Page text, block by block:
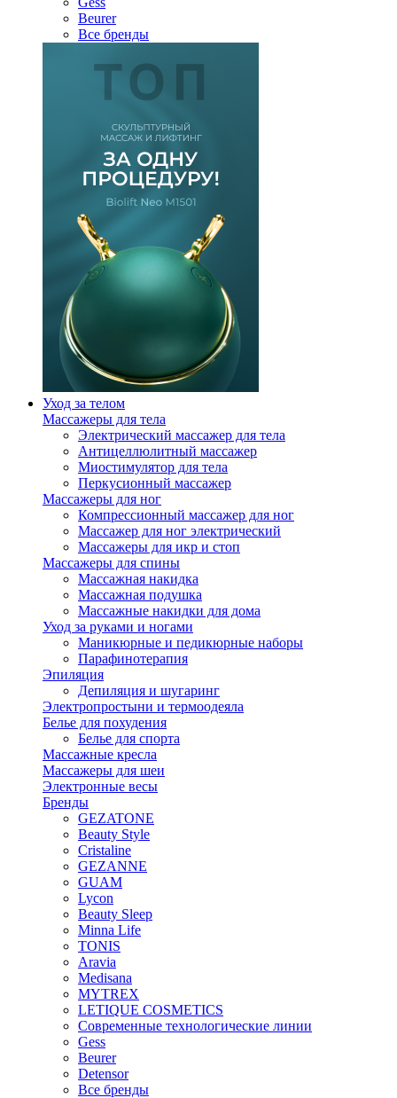
Beurer
Все бренды
Уход за телом
Массажеры для тела
Электрический массажер для тела
Антицеллюлитный массажер
Миостимулятор для тела
Перкусионный массажер
Массажеры для ног
Компрессионный массажер для ног
Массажер для ног электрический
Массажеры для икр и стоп
Массажеры для спины
Массажная накидка
Массажная подушка
Массажные накидки для дома
Уход за руками и ногами
Маникюрные и педикюрные наборы
Парафинотерапия
Эпиляция
Депиляция и шугаринг
Электропростыни и термоодеяла
Белье для похудения
Белье для спорта
Массажные кресла
Массажеры для шеи
Электронные весы
Бренды
GEZATONE
Beauty Style
Cristaline
GEZANNE
GUAM
Lycon
Beauty Sleep
Minna Life
TONIS
Aravia
Medisana
MYTREX
LETIQUE COSMETICS
Современные технологические линии
Gess
Beurer
Detensor
Все бренды